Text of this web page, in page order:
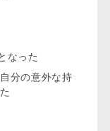
なった
分の意外な持